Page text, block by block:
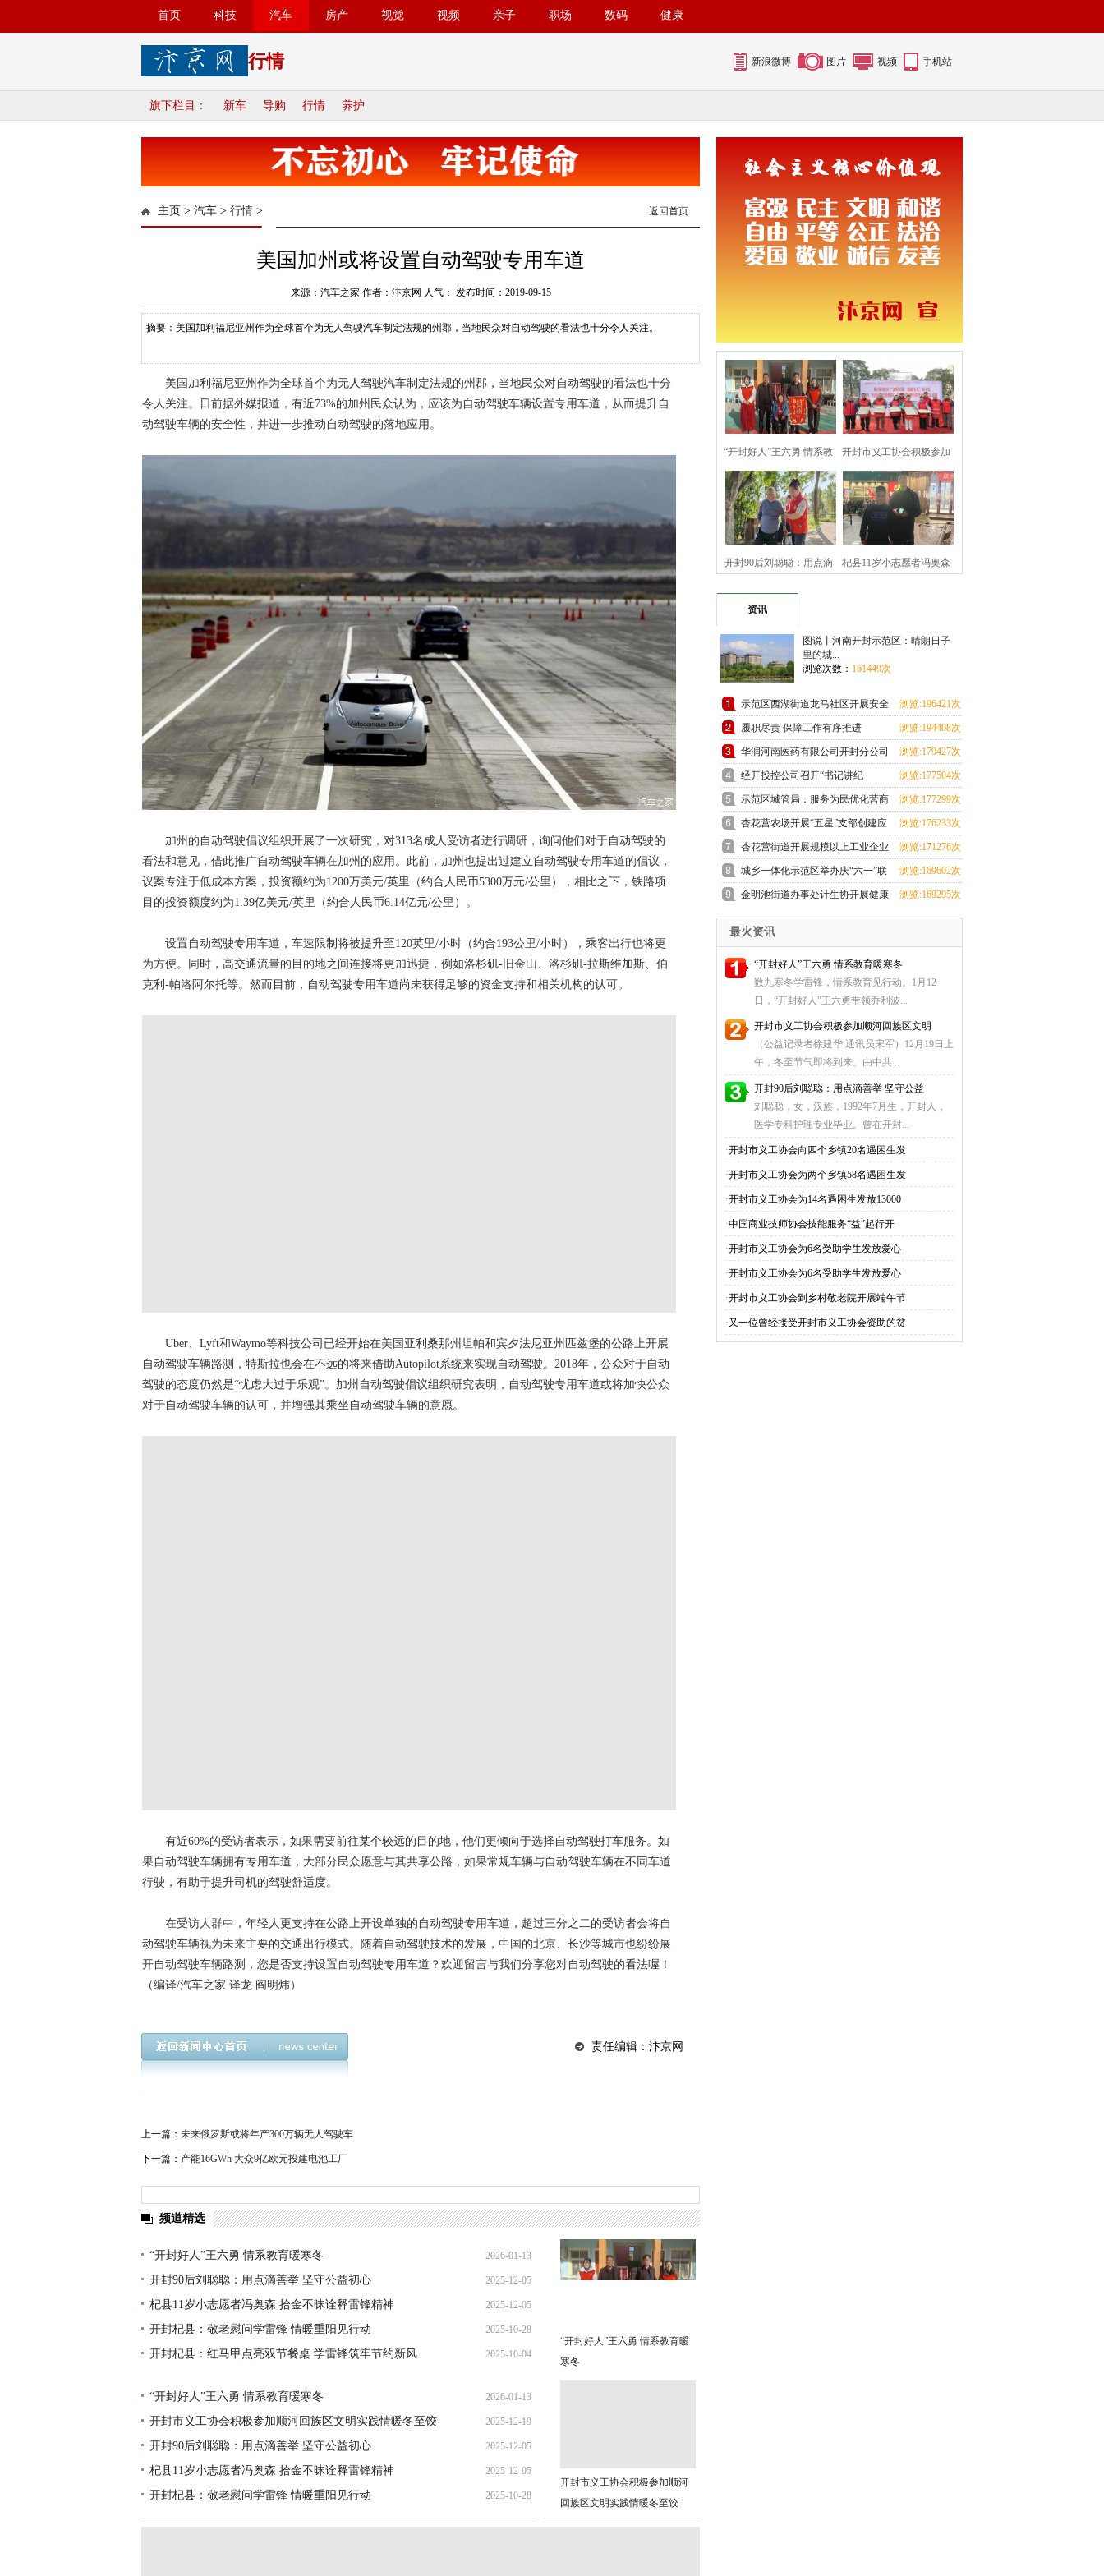
首页 科技 汽车 房产 视觉 视频 亲子 职场 数码 健康
行情 新浪微博 图片 视频 手机站
旗下栏目： 新车 导购 行情 养护
主页 > 汽车 > 行情 > 返回首页
美国加州或将设置自动驾驶专用车道
来源：汽车之家 作者：汴京网 人气： 发布时间：2019-09-15
摘要：美国加利福尼亚州作为全球首个为无人驾驶汽车制定法规的州郡，当地民众对自动驾驶的看法也十分令人关注。
美国加利福尼亚州作为全球首个为无人驾驶汽车制定法规的州郡，当地民众对自动驾驶的看法也十分
令人关注。日前据外媒报道，有近73%的加州民众认为，应该为自动驾驶车辆设置专用车道，从而提升自
动驾驶车辆的安全性，并进一步推动自动驾驶的落地应用。
加州的自动驾驶倡议组织开展了一次研究，对313名成人受访者进行调研，询问他们对于自动驾驶的
看法和意见，借此推广自动驾驶车辆在加州的应用。此前，加州也提出过建立自动驾驶专用车道的倡议，
议案专注于低成本方案，投资额约为1200万美元/英里（约合人民币5300万元/公里），相比之下，铁路项
目的投资额度约为1.39亿美元/英里（约合人民币6.14亿元/公里）。
设置自动驾驶专用车道，车速限制将被提升至120英里/小时（约合193公里/小时），乘客出行也将更
为方便。同时，高交通流量的目的地之间连接将更加迅捷，例如洛杉矶-旧金山、洛杉矶-拉斯维加斯、伯
克利-帕洛阿尔托等。然而目前，自动驾驶专用车道尚未获得足够的资金支持和相关机构的认可。
Uber、Lyft和Waymo等科技公司已经开始在美国亚利桑那州坦帕和宾夕法尼亚州匹兹堡的公路上开展
自动驾驶车辆路测，特斯拉也会在不远的将来借助Autopilot系统来实现自动驾驶。2018年，公众对于自动
驾驶的态度仍然是“忧虑大过于乐观”。加州自动驾驶倡议组织研究表明，自动驾驶专用车道或将加快公众
对于自动驾驶车辆的认可，并增强其乘坐自动驾驶车辆的意愿。
有近60%的受访者表示，如果需要前往某个较远的目的地，他们更倾向于选择自动驾驶打车服务。如
果自动驾驶车辆拥有专用车道，大部分民众愿意与其共享公路，如果常规车辆与自动驾驶车辆在不同车道
行驶，有助于提升司机的驾驶舒适度。
在受访人群中，年轻人更支持在公路上开设单独的自动驾驶专用车道，超过三分之二的受访者会将自
动驾驶车辆视为未来主要的交通出行模式。随着自动驾驶技术的发展，中国的北京、长沙等城市也纷纷展
开自动驾驶车辆路测，您是否支持设置自动驾驶专用车道？欢迎留言与我们分享您对自动驾驶的看法喔！
（编译/汽车之家 译龙 阎明炜）
责任编辑：汴京网
上一篇： 未来俄罗斯或将年产300万辆无人驾驶车
下一篇： 产能16GWh 大众9亿欧元投建电池工厂
频道精选
“开封好人”王六勇 情系教育暖寒冬 2026-01-13
21:31:49
开封90后刘聪聪：用点滴善举 坚守公益初心 2025-12-05
19:26:32
杞县11岁小志愿者冯奥森 拾金不昧诠释雷锋精神 2025-12-05
19:08:10
开封杞县：敬老慰问学雷锋 情暖重阳见行动 2025-10-28
21:37:57
开封杞县：红马甲点亮双节餐桌 学雷锋筑牢节约新风 2025-10-04
“开封好人”王六勇 情系教育暖寒冬 2026-01-13
21:31:49
开封市义工协会积极参加顺河回族区文明实践情暖冬至饺 2025-12-19
22:39:11
开封90后刘聪聪：用点滴善举 坚守公益初心 2025-12-05
19:26:32
杞县11岁小志愿者冯奥森 拾金不昧诠释雷锋精神 2025-12-05
19:08:10
开封杞县：敬老慰问学雷锋 情暖重阳见行动 2025-10-28
21:37:57
“开封好人”王六勇 情系教育暖
寒冬
开封市义工协会积极参加顺河
回族区文明实践情暖冬至饺
“开封好人”王六勇 情系教
育暖寒冬
开封市义工协会积极参加
顺河回族区文
开封90后刘聪聪：用点滴 杞县11岁小志愿者冯奥森
资讯
图说丨河南开封示范区：晴朗日子
里的城...
浏览次数： 161449次
示范区西湖街道龙马社区开展安全
教育进校园活动
浏览:196421次
履职尽责 保障工作有序推进 浏览:194408次
华润河南医药有限公司开封分公司
团支部成立
浏览:179427次
经开投控公司召开“书记讲纪
法”和“纪法与青春
浏览:177504次
示范区城管局：服务为民优化营商
环境 群众感激送
浏览:177299次
杏花营农场开展“五星”支部创建应
知应会知识测
浏览:176233次
杏花营街道开展规模以上工业企业
科技研发全覆盖
浏览:171276次
城乡一体化示范区举办庆“六一”联
欢会暨少儿才
浏览:169602次
金明池街道办事处计生协开展健康
厨艺大比拼活动
浏览:169295次
最火资讯
“开封好人”王六勇 情系教育暖寒冬
数九寒冬学雷锋，情系教育见行动。1月12
日，“开封好人”王六勇带领乔利波...
开封市义工协会积极参加顺河回族区文明
（公益记录者徐建华 通讯员宋军）12月19日上
午，冬至节气即将到来。由中共...
开封90后刘聪聪：用点滴善举 坚守公益
刘聪聪，女，汉族，1992年7月生，开封人，
医学专科护理专业毕业。曾在开封...
·开封市义工协会向四个乡镇20名遇困生发
·开封市义工协会为两个乡镇58名遇困生发
·开封市义工协会为14名遇困生发放13000
·中国商业技师协会技能服务“益”起行开
·开封市义工协会为6名受助学生发放爱心
·开封市义工协会为6名受助学生发放爱心
·开封市义工协会到乡村敬老院开展端午节
·又一位曾经接受开封市义工协会资助的贫